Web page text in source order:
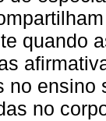
quando
no ensino
no